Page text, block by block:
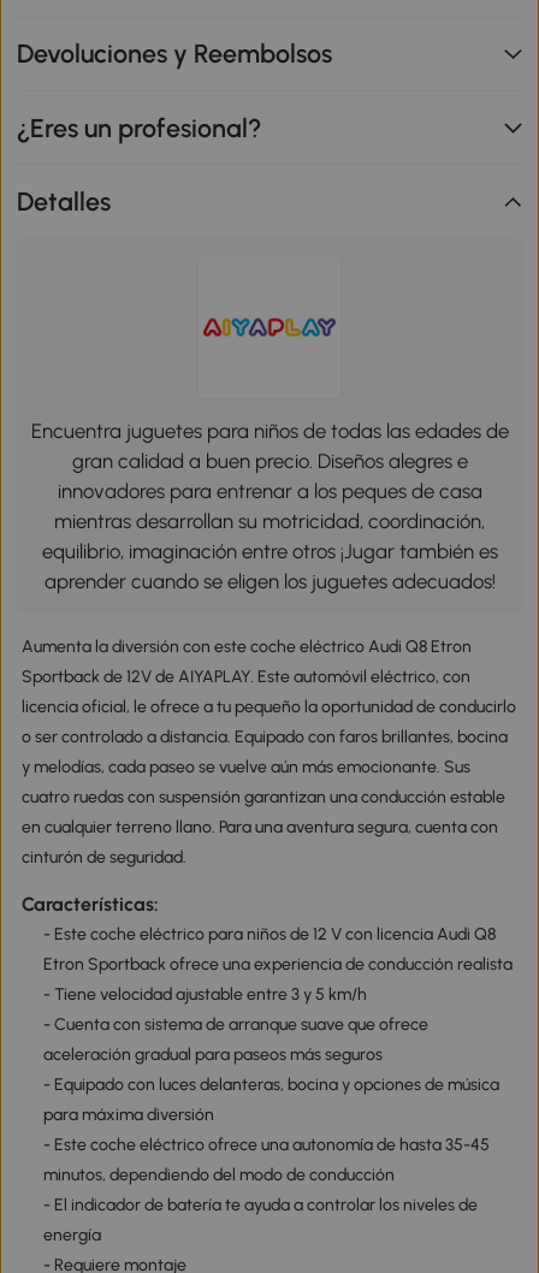
Devoluciones y Reembolsos
¿Eres un profesional?
Detalles
Encuentra juguetes para niños de todas las edades de
gran calidad a buen precio. Diseños alegres e
innovadores para entrenar a los peques de casa
mientras desarrollan su motricidad, coordinación,
equilibrio, imaginación entre otros ¡Jugar también es
aprender cuando se eligen los juguetes adecuados!
Aumenta la diversión con este coche eléctrico Audi Q8 Etron
Sportback de 12V de AIYAPLAY. Este automóvil eléctrico, con
licencia oficial, le ofrece a tu pequeño la oportunidad de conducirlo
o ser controlado a distancia. Equipado con faros brillantes, bocina
y melodías, cada paseo se vuelve aún más emocionante. Sus
cuatro ruedas con suspensión garantizan una conducción estable
en cualquier terreno llano. Para una aventura segura, cuenta con
cinturón de seguridad.
Características:
- Este coche eléctrico para niños de 12 V con licencia Audi Q8
Etron Sportback ofrece una experiencia de conducción realista
- Tiene velocidad ajustable entre 3 y 5 km/h
- Cuenta con sistema de arranque suave que ofrece
aceleración gradual para paseos más seguros
- Equipado con luces delanteras, bocina y opciones de música
para máxima diversión
- Este coche eléctrico ofrece una autonomía de hasta 35-45
minutos, dependiendo del modo de conducción
- El indicador de batería te ayuda a controlar los niveles de
energía
- Requiere montaje